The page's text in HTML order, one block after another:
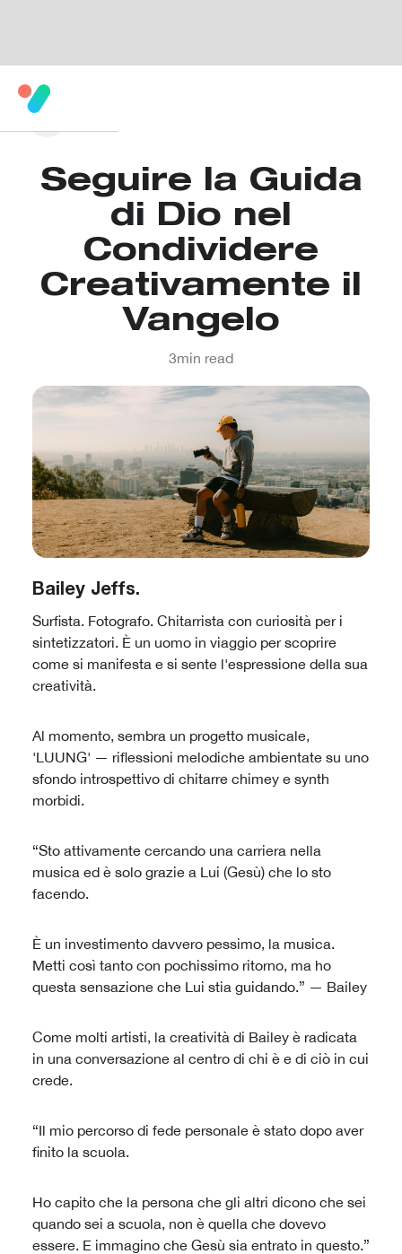
Seguire la Guida
di Dio nel
Condividere
Creativamente il
Vangelo
3min read
Bailey Jeffs.
Surfista. Fotografo. Chitarrista con curiosità per i
sintetizzatori. È un uomo in viaggio per scoprire
come si manifesta e si sente l'espressione della sua
creatività.
Al momento, sembra un progetto musicale,
'LUUNG' — riflessioni melodiche ambientate su uno
sfondo introspettivo di chitarre chimey e synth
morbidi.
“Sto attivamente cercando una carriera nella
musica ed è solo grazie a Lui (Gesù) che lo sto
facendo.
È un investimento davvero pessimo, la musica.
Metti così tanto con pochissimo ritorno, ma ho
questa sensazione che Lui stia guidando.” — Bailey
Come molti artisti, la creatività di Bailey è radicata
in una conversazione al centro di chi è e di ciò in cui
crede.
“Il mio percorso di fede personale è stato dopo aver
finito la scuola.
Ho capito che la persona che gli altri dicono che sei
quando sei a scuola, non è quella che dovevo
essere. E immagino che Gesù sia entrato in questo.”